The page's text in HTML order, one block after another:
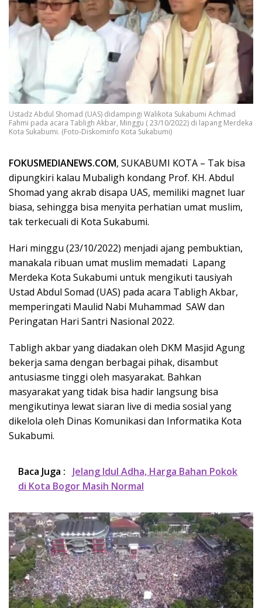
Ustadz Abdul Shomad (UAS) didampingi Walikota Sukabumi Achmad
Fahmi pada acara Tabligh Akbar, Minggu ( 23/10/2022) di lapang Merdeka
Kota Sukabumi. (Foto-Diskominfo Kota Sukabumi)
FOKUSMEDIANEWS.COM, SUKABUMI KOTA – Tak bisa
dipungkiri kalau Mubaligh kondang Prof. KH. Abdul
Shomad yang akrab disapa UAS, memiliki magnet luar
biasa, sehingga bisa menyita perhatian umat muslim,
tak terkecuali di Kota Sukabumi.
Hari minggu (23/10/2022) menjadi ajang pembuktian,
manakala ribuan umat muslim memadati Lapang
Merdeka Kota Sukabumi untuk mengikuti tausiyah
Ustad Abdul Somad (UAS) pada acara Tabligh Akbar,
memperingati Maulid Nabi Muhammad SAW dan
Peringatan Hari Santri Nasional 2022.
Tabligh akbar yang diadakan oleh DKM Masjid Agung
bekerja sama dengan berbagai pihak, disambut
antusiasme tinggi oleh masyarakat. Bahkan
masyarakat yang tidak bisa hadir langsung bisa
mengikutinya lewat siaran live di media sosial yang
dikelola oleh Dinas Komunikasi dan Informatika Kota
Sukabumi.
Baca Juga :
Jelang Idul Adha, Harga Bahan Pokok
di Kota Bogor Masih Normal